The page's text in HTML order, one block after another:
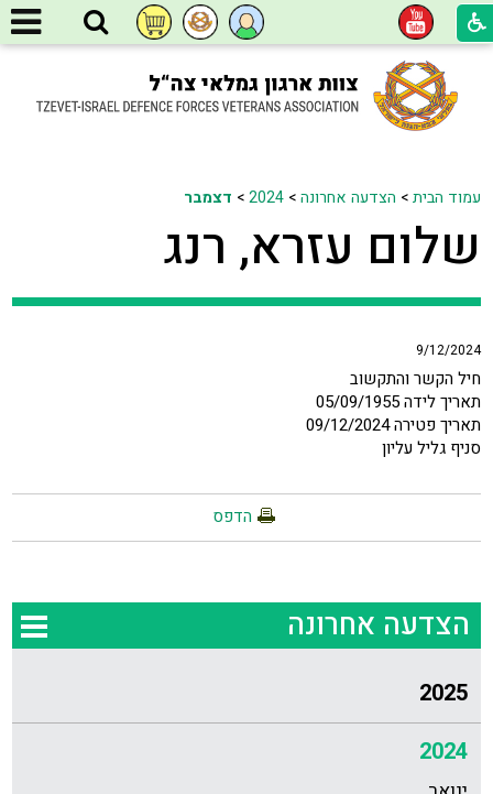
עמוד הבית> הצדעה אחרונה>
2024
> דצמבר
שלום עזרא, רנג
9/12/2024
חיל הקשר והתקשוב
תאריך לידה 05/09/1955
תאריך פטירה 09/12/2024
סניף גליל עליון
הדפס
הצדעה אחרונה
2025
2024